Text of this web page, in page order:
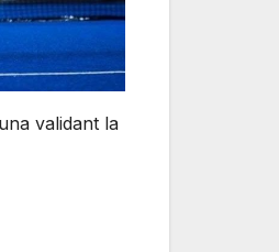
validant la